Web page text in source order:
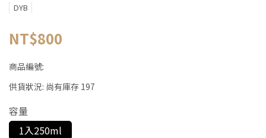
DYB
NT$800
商品編號:
供貨狀況: 尚有庫存 197
容量
1入250ml